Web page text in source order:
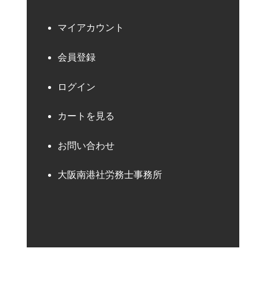
マイアカウント
会員登録
ログイン
カートを見る
お問い合わせ
大阪南港社労務士事務所